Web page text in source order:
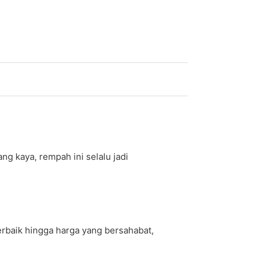
kaya, rempah ini selalu jadi
hingga harga yang bersahabat,